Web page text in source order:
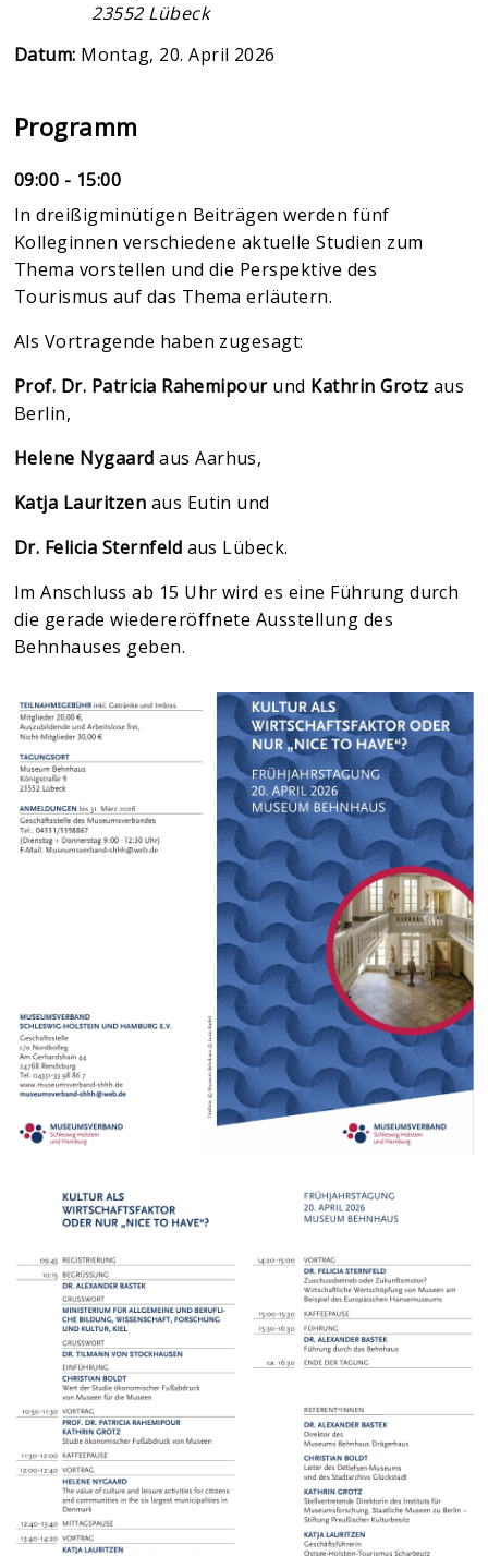
23552 Lübeck
Datum: Montag, 20. April 2026
Programm
09:00 - 15:00
In dreißigminütigen Beiträgen werden fünf
Kolleginnen verschiedene aktuelle Studien zum
Thema vorstellen und die Perspektive des
Tourismus auf das Thema erläutern.
Als Vortragende haben zugesagt:
Prof. Dr. Patricia Rahemipour und Kathrin Grotz aus
Berlin,
Helene Nygaard aus Aarhus,
Katja Lauritzen aus Eutin und
Dr. Felicia Sternfeld aus Lübeck.
Im Anschluss ab 15 Uhr wird es eine Führung durch
die gerade wiedereröffnete Ausstellung des
Behnhauses geben.